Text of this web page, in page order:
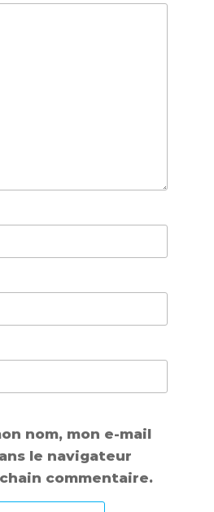
nom, mon e-mail
le navigateur
commentaire.